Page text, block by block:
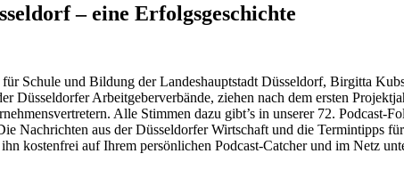
– eine Erfolgsgeschichte
Schule und Bildung der Landeshauptstadt Düsseldorf, Birgitta
Arbeitgeberverbände, ziehen nach dem ersten
Alle Stimmen dazu gibt’s in unserer 72.
Nachrichten aus der Düsseldorfer Wirtschaft und die Termintipps
kostenfrei auf Ihrem persönlichen Podcast-Catcher und im Netz